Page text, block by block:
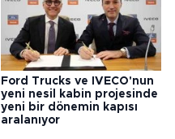
Ford Trucks ve IVECO'nun
yeni nesil kabin projesinde
yeni bir dönemin kapısı
aralanıyor